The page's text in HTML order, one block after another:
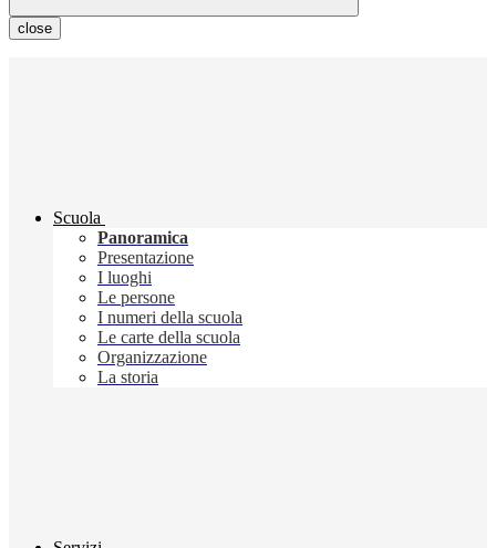
close
Scuola
Panoramica
Presentazione
I luoghi
Le persone
I numeri della scuola
Le carte della scuola
Organizzazione
La storia